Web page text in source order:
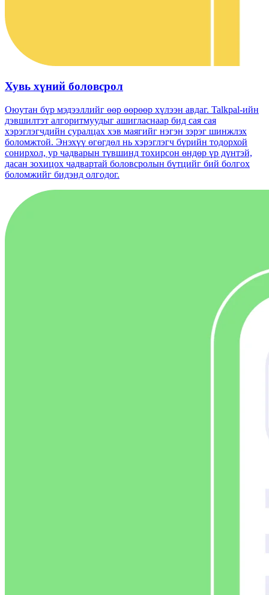
Хувь хүний ​​боловсрол
Оюутан бүр мэдээллийг өөр өөрөөр хүлээн авдаг. Talkpal-ийн
дэвшилтэт алгоритмуудыг ашигласнаар бид сая сая
хэрэглэгчдийн суралцах хэв маягийг нэгэн зэрэг шинжлэх
боломжтой. Энэхүү өгөгдөл нь хэрэглэгч бүрийн тодорхой
сонирхол, ур чадварын түвшинд тохирсон өндөр үр дүнтэй,
дасан зохицох чадвартай боловсролын бүтцийг бий болгох
боломжийг бидэнд олгодог.